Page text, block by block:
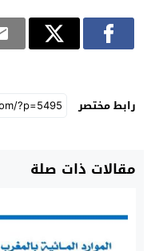
رابط مختصر
مقالات ذات صلة